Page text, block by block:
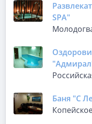
SPA"
Баня "С